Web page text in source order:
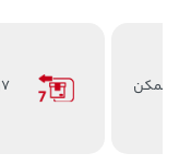
ممکن 7روز ضمانت بازگشت بدون قید و شرط